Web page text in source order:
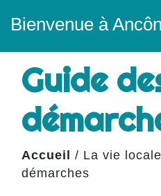
Bienvenue à
Guide
Accueil / La vie locale
démarches